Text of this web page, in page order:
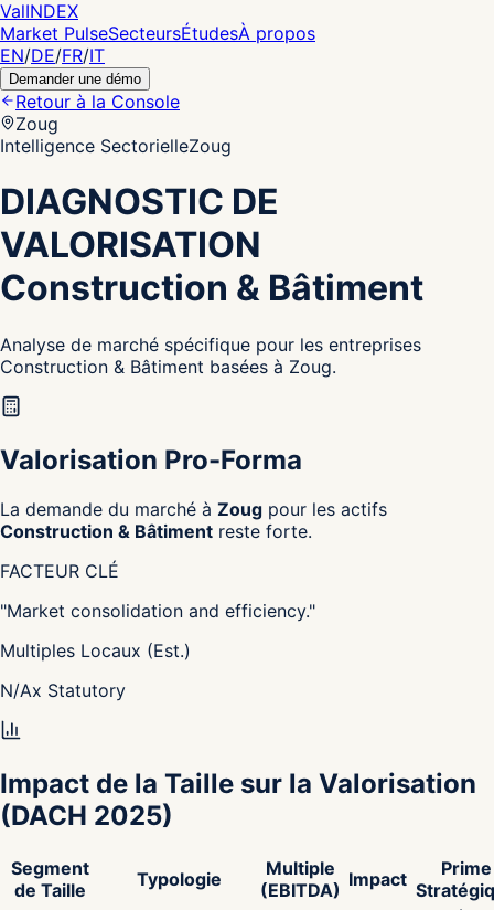
ValINDEX
Market PulseSecteursÉtudesÀ propos
EN/DE/FR/IT
Demander une démo
Retour à la Console
Zoug
Intelligence SectorielleZoug
DIAGNOSTIC DE
VALORISATION
Construction & Bâtiment
Analyse de marché spécifique pour les entreprises
Construction & Bâtiment basées à Zoug.
Valorisation Pro-Forma
La demande du marché à Zoug pour les actifs
Construction & Bâtiment reste forte.
FACTEUR CLÉ
"Market consolidation and efficiency."
Multiples Locaux (Est.)
N/Ax Statutory
Impact de la Taille sur la Valorisation
(DACH 2025)
Segment
de Taille
Typologie
Multiple
(EBITDA) Impact
Prime